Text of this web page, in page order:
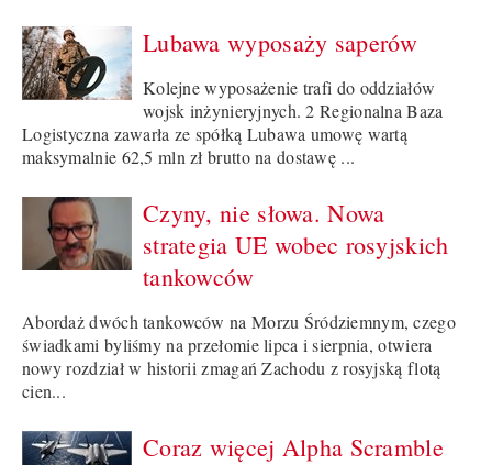
Lubawa wyposaży saperów
Kolejne wyposażenie trafi do oddziałów
wojsk inżynieryjnych. 2 Regionalna Baza
Logistyczna zawarła ze spółką Lubawa umowę wartą
maksymalnie 62,5 mln zł brutto na dostawę ...
Czyny, nie słowa. Nowa
strategia UE wobec rosyjskich
tankowców
Abordaż dwóch tankowców na Morzu Śródziemnym, czego
świadkami byliśmy na przełomie lipca i sierpnia, otwiera
nowy rozdział w historii zmagań Zachodu z rosyjską flotą
cien...
Coraz więcej Alpha Scramble